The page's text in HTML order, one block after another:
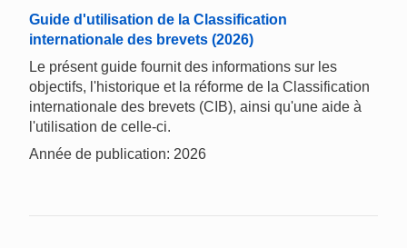
Guide d'utilisation de la Classification
internationale des brevets (2026)
Le présent guide fournit des informations sur les
objectifs, l'historique et la réforme de la Classification
internationale des brevets (CIB), ainsi qu'une aide à
l'utilisation de celle-ci.
Année de publication: 2026